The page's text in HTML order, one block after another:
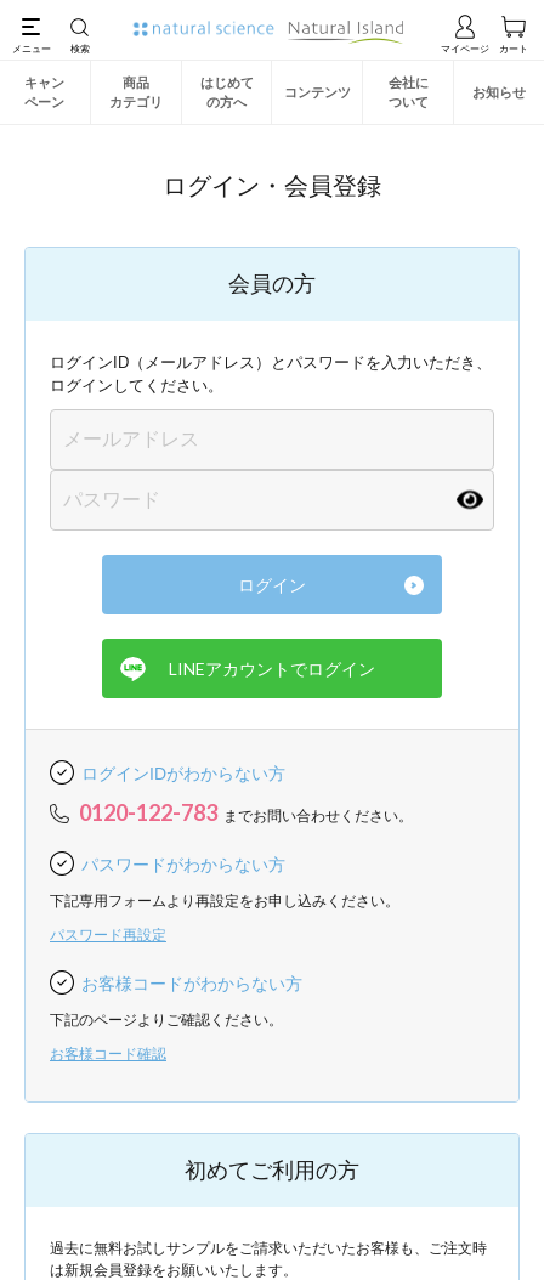
キャン
ペーン
商品
カテゴリ
はじめて
の方へ
コンテンツ
会社に
ついて
お知らせ
ログイン・会員登録
会員の方
ログインID（メールアドレス）とパスワードを入力いただき、
ログインしてください。
ログインIDがわからない方
0120-122-783 までお問い合わせください。
パスワードがわからない方
下記専用フォームより再設定をお申し込みください。
パスワード再設定
お客様コードがわからない方
下記のページよりご確認ください。
お客様コード確認
初めてご利用の方
過去に無料お試しサンプルをご請求いただいたお客様も、ご注文時
は新規会員登録をお願いいたします。